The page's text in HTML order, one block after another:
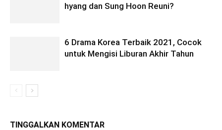
hyang dan Sung Hoon Reuni?
6 Drama Korea Terbaik 2021, Cocok
untuk Mengisi Liburan Akhir Tahun
TINGGALKAN KOMENTAR